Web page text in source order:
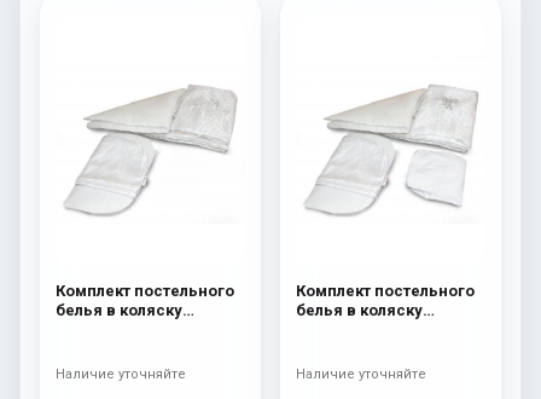
Комплект постельного
белья в коляску
Наличие уточняйте
Комплект постельного
белья в коляску
Наличие уточняйте